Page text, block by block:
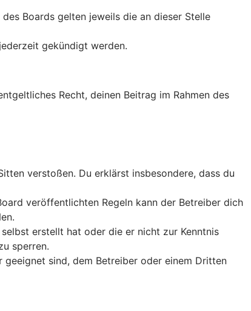
Boards gelten jeweils die an dieser Stelle
gekündigt werden.
Recht, deinen Beitrag im Rahmen des
verstoßen. Du erklärst insbesondere, dass du
veröffentlichten Regeln kann der Betreiber dich
erstellt hat oder die er nicht zur Kenntnis
sperren.
sind, dem Betreiber oder einem Dritten